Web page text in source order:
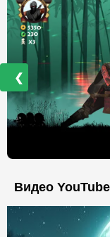
❮
Видео YouTube